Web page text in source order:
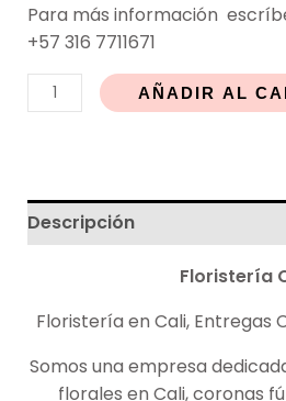
Para más información
+57 316 7711671
AÑADIR AL
Descripción
Floristería
Floristería en Cali, Entregas
Somos una empresa
florales en Cali, coronas